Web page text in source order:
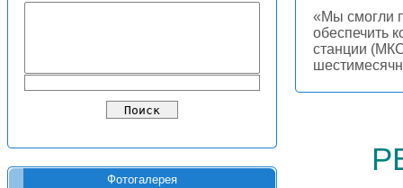
Фотогалерея
«Мы смогли
обеспечить
станции